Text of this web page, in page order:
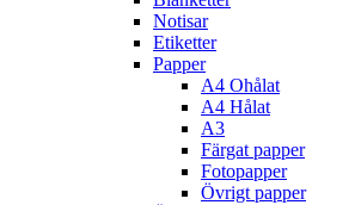
Notisar
Etiketter
Papper
A4 Ohålat
A4 Hålat
A3
Färgat papper
Fotopapper
Övrigt papper